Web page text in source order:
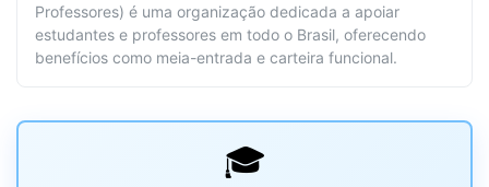
Professores) é uma organização dedicada a apoiar
estudantes e professores em todo o Brasil, oferecendo
benefícios como meia-entrada e carteira funcional.
🎓